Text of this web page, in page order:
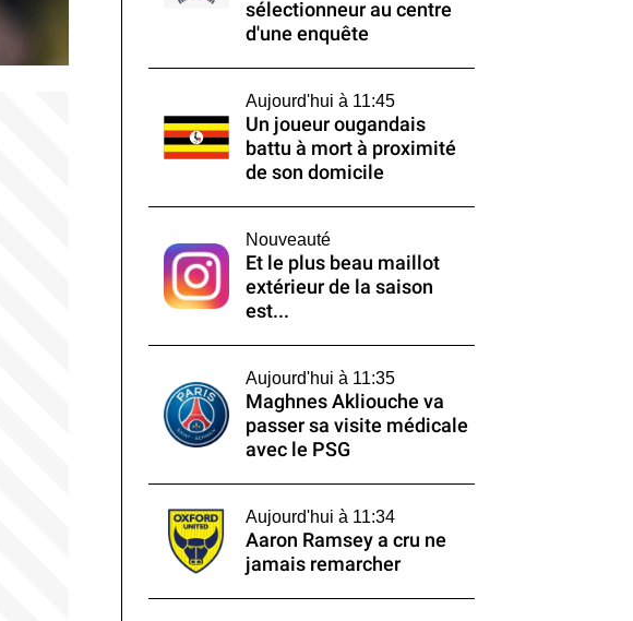
sélectionneur au centre
d'une enquête
Aujourd'hui à 11:45
Un joueur ougandais
battu à mort à proximité
de son domicile
Nouveauté
Et le plus beau maillot
extérieur de la saison
est...
Aujourd'hui à 11:35
Maghnes Akliouche va
passer sa visite médicale
avec le PSG
Aujourd'hui à 11:34
Aaron Ramsey a cru ne
jamais remarcher